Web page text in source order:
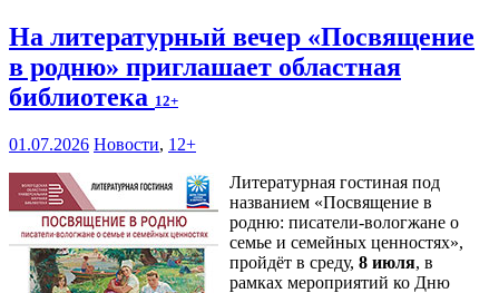
На литературный вечер «Посвящение
в родню» приглашает областная
библиотека 12+
01.07.2026 Новости, 12+
Литературная гостиная под
названием «Посвящение в
родню: писатели-вологжане о
семье и семейных ценностях»,
пройдёт в среду, 8 июля, в
рамках мероприятий ко Дню